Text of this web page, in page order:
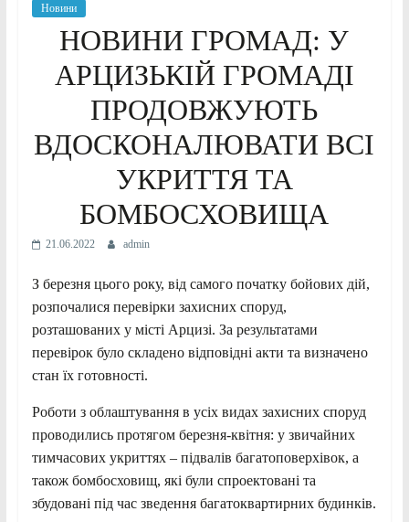
Новини
НОВИНИ ГРОМАД: У
АРЦИЗЬКІЙ ГРОМАДІ
ПРОДОВЖУЮТЬ
ВДОСКОНАЛЮВАТИ ВСІ
УКРИТТЯ ТА
БОМБОСХОВИЩА
21.06.2022 admin
З березня цього року, від самого початку бойових дій,
розпочалися перевірки захисних споруд,
розташованих у місті Арцизі. За результатами
перевірок було складено відповідні акти та визначено
стан їх готовності.
Роботи з облаштування в усіх видах захисних споруд
проводились протягом березня-квітня: у звичайних
тимчасових укриттях – підвалів багатоповерхівок, а
також бомбосховищ, які були спроектовані та
збудовані під час зведення багатоквартирних будинків.